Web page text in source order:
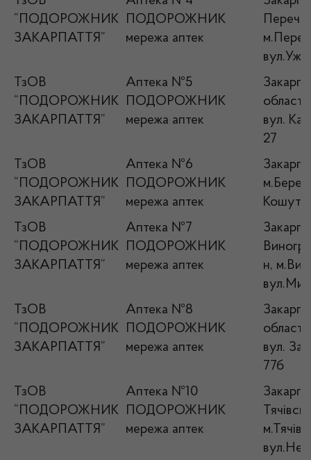
“ПОДОРОЖНИК
ЗАКАРПАТТЯ”
ПОДОРОЖНИК
мережа аптек
ТзОВ
“ПОДОРОЖНИК
ЗАКАРПАТТЯ”
Аптека №5
ПОДОРОЖНИК
мережа аптек
вул.
27
ТзОВ
“ПОДОРОЖНИК
ЗАКАРПАТТЯ”
Аптека №6
ПОДОРОЖНИК
мережа аптек
ТзОВ
“ПОДОРОЖНИК
ЗАКАРПАТТЯ”
Аптека №7
ПОДОРОЖНИК
мережа аптек
н,
ТзОВ
“ПОДОРОЖНИК
ЗАКАРПАТТЯ”
Аптека №8
ПОДОРОЖНИК
мережа аптек
вул.
77б
ТзОВ
“ПОДОРОЖНИК
ЗАКАРПАТТЯ”
Аптека №10
ПОДОРОЖНИК
мережа аптек
м.Тячів,